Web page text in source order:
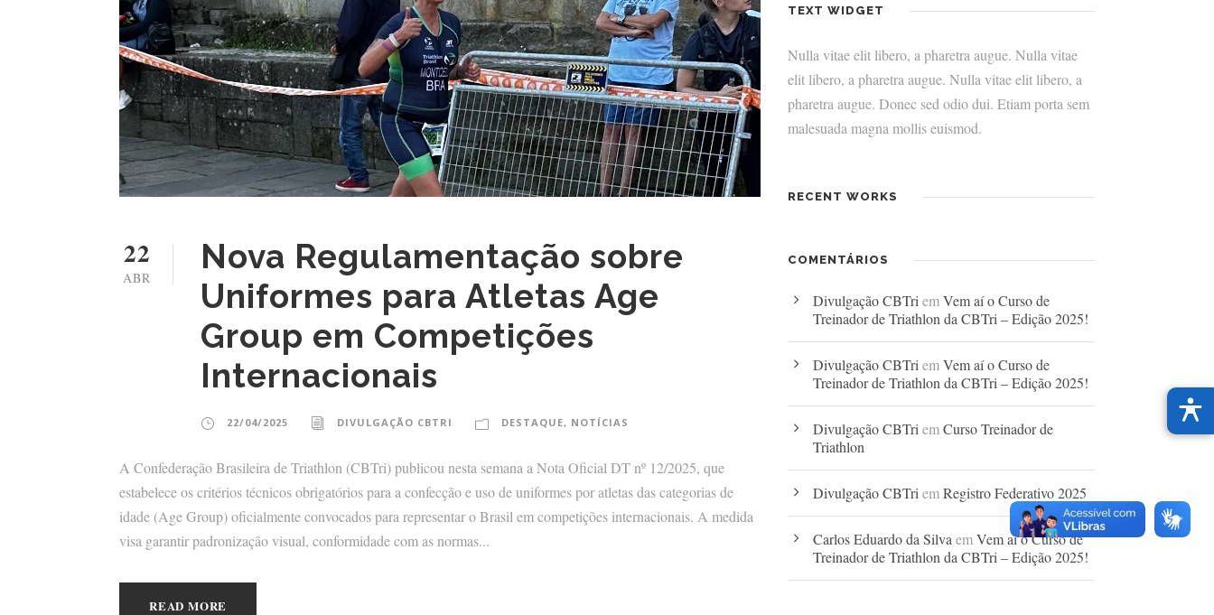
22
ABR
Nova Regulamentação sobre
Uniformes para Atletas Age
Group em Competições
Internacionais
22/04/2025 DIVULGAÇÃO CBTRI DESTAQUE, NOTÍCIAS
A Confederação Brasileira de Triathlon (CBTri) publicou nesta semana a Nota Oficial DT nº 12/2025, que
estabelece os critérios técnicos obrigatórios para a confecção e uso de uniformes por atletas das categorias de
idade (Age Group) oficialmente convocados para representar o Brasil em competições internacionais. A medida
visa garantir padronização visual, conformidade com as normas...
READ MORE
TEXT WIDGET
Nulla vitae elit libero, a pharetra augue. Nulla vitae
elit libero, a pharetra augue. Nulla vitae elit libero, a
pharetra augue. Donec sed odio dui. Etiam porta sem
malesuada magna mollis euismod.
RECENT WORKS
COMENTÁRIOS
Divulgação CBTriemVem aí o Curso de
Treinador de Triathlon da CBTri – Edição 2025!
Divulgação CBTriemVem aí o Curso de
Treinador de Triathlon da CBTri – Edição 2025!
Divulgação CBTriemCurso Treinador de
Triathlon
Divulgação CBTriemRegistro Federativo 2025
Carlos Eduardo da SilvaemVem aí o Curso de
Treinador de Triathlon da CBTri – Edição 2025!